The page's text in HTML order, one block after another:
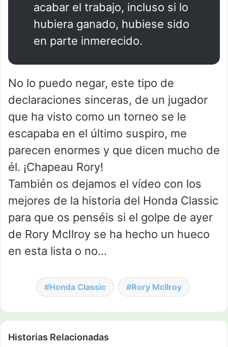
acabar el trabajo, incluso si lo
hubiera ganado, hubiese sido
en parte inmerecido.
No lo puedo negar, este tipo de
declaraciones sinceras, de un jugador
que ha visto como un torneo se le
escapaba en el último suspiro, me
parecen enormes y que dicen mucho de
él. ¡Chapeau Rory!
También os dejamos el vídeo con los
mejores de la historia del Honda Classic
para que os penséis si el golpe de ayer
de Rory McIlroy se ha hecho un hueco
en esta lista o no…
Honda Classic Rory McIlroy
Historias Relacionadas